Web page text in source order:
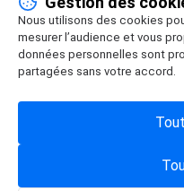
Nous utilisons des cookies
mesurer l’audience et vous
données personnelles sont
partagées sans votre accord.